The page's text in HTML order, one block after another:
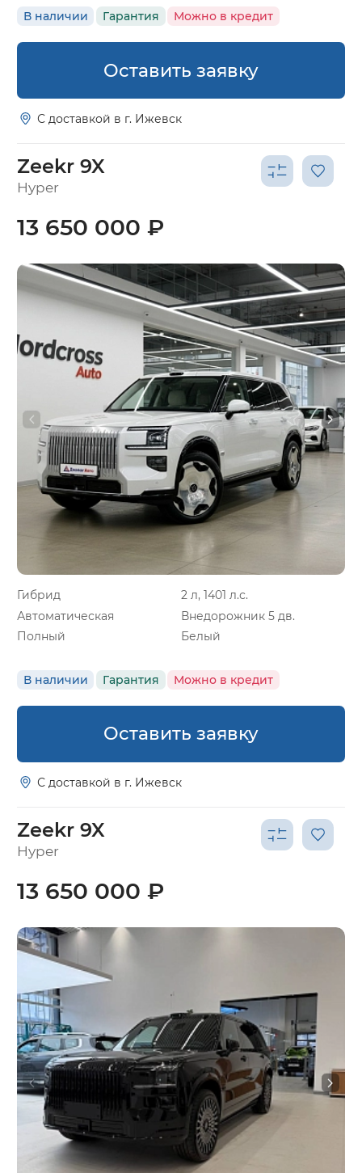
В наличии Гарантия Можно в кредит
Оставить заявку
С доставкой в г. Ижевск
Zeekr 9X
Hyper
Гибрид
2 л, 1401 л.с.
Автоматическая
Внедорожник 5 дв.
Полный
Белый
В наличии Гарантия Можно в кредит
13 650 000 ₽
Оставить заявку
С доставкой в г. Ижевск
Zeekr 9X
Hyper
13 650 000 ₽